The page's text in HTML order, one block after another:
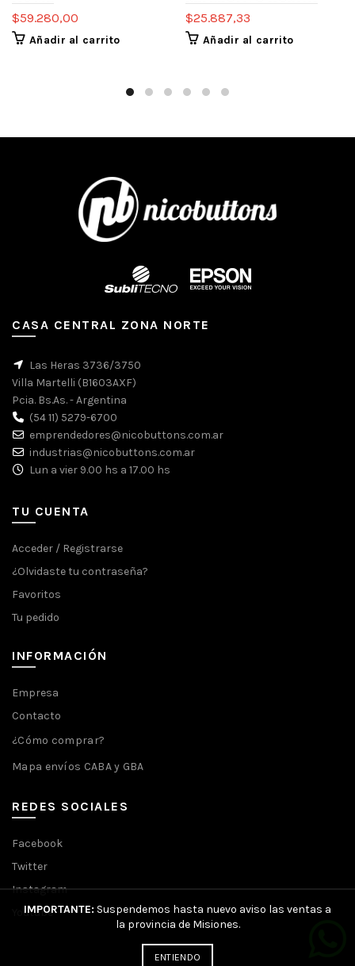
$59.280,00
Añadir al carrito
$25.887,33
Añadir al carrito
CASA CENTRAL ZONA NORTE
Las Heras 3736/3750
Villa Martelli (B1603AXF)
Pcia. Bs.As. - Argentina
(54 11) 5279-6700
emprendedores@nicobuttons.com.ar
industrias@nicobuttons.com.ar
Lun a vier 9.00 hs a 17.00 hs
TU CUENTA
Acceder / Registrarse
¿Olvidaste tu contraseña?
Favoritos
Tu pedido
INFORMACIÓN
Empresa
Contacto
¿Cómo comprar?
Mapa envíos CABA y GBA
REDES SOCIALES
Facebook
Twitter
Instagram
Youtube
IMPORTANTE: Suspendemos hasta nuevo aviso las ventas a
la provincia de Misiones.
ENTIENDO